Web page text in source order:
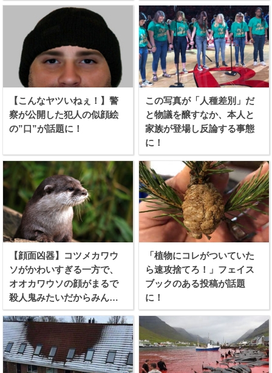
【こんなヤツいねぇ！】警
察が公開した犯人の似顔絵
の”口”が話題に！
この写真が「人種差別」だ
と物議を醸すなか、本人と
家族が登場し反論する事態
に！
【顔面凶器】コツメカワウ
ソがかわいすぎる一方で、
オオカワウソの顔がまるで
殺人鬼みたいだからみんな
見てくれ！
「植物にコレがついていた
ら速攻捨てろ！」フェイス
ブックのある投稿が話題
に！